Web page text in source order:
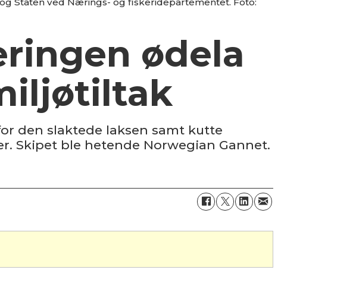
ødela
den slaktede laksen samt kutte
Skipet ble hetende Norwegian Gannet.